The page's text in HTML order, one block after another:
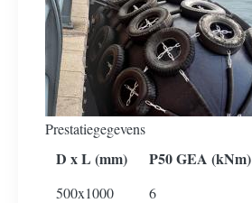
Prestatiegegevens
D x L (mm) P50 GEA (kNm)
500x1000 6